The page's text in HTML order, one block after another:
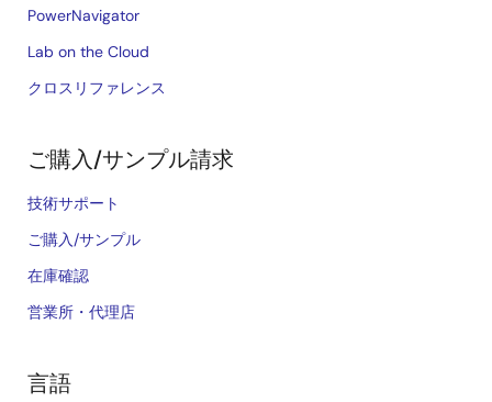
PowerNavigator
Lab on the Cloud
クロスリファレンス
ご購入/サンプル請求
技術サポート
ご購入/サンプル
在庫確認
営業所・代理店
言語